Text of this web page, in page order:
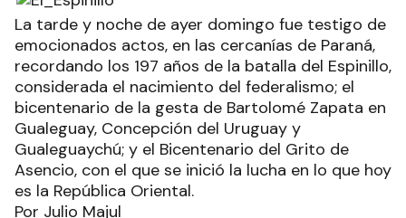
La tarde y noche de ayer domingo fue testigo de
emocionados actos, en las cercanías de Paraná,
recordando los 197 años de la batalla del Espinillo,
considerada el nacimiento del federalismo; el
bicentenario de la gesta de Bartolomé Zapata en
Gualeguay, Concepción del Uruguay y
Gualeguaychú; y el Bicentenario del Grito de
Asencio, con el que se inició la lucha en lo que hoy
es la República Oriental.
Por Julio Majul